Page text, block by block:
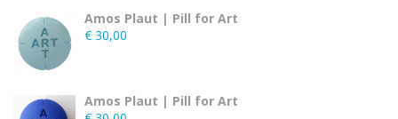
Amos Plaut | Pill for Art
€ 30,00
Amos Plaut | Pill for Art